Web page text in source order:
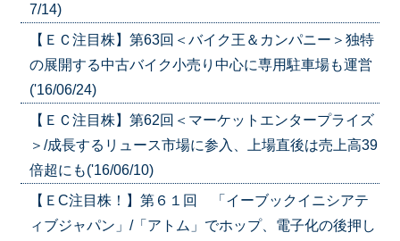
7/14)
【ＥＣ注目株】第63回＜バイク王＆カンパニー＞独特
の展開する中古バイク小売り中心に専用駐車場も運営
('16/06/24)
【ＥＣ注目株】第62回＜マーケットエンタープライズ
＞/成長するリュース市場に参入、上場直後は売上高39
倍超にも('16/06/10)
【ＥC注目株！】第６１回 「イーブックイニシアテ
ィブジャパン」/「アトム」でホップ、電子化の後押し